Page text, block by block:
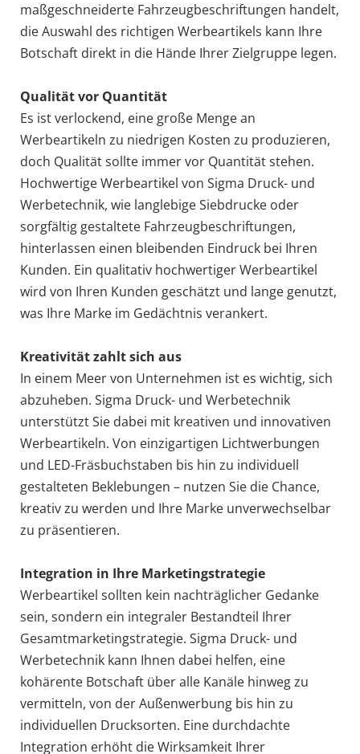
maßgeschneiderte Fahrzeugbeschriftungen handelt,
die Auswahl des richtigen Werbeartikels kann Ihre
Botschaft direkt in die Hände Ihrer Zielgruppe legen.
Qualität vor Quantität
Es ist verlockend, eine große Menge an
Werbeartikeln zu niedrigen Kosten zu produzieren,
doch Qualität sollte immer vor Quantität stehen.
Hochwertige Werbeartikel von Sigma Druck- und
Werbetechnik, wie langlebige Siebdrucke oder
sorgfältig gestaltete Fahrzeugbeschriftungen,
hinterlassen einen bleibenden Eindruck bei Ihren
Kunden. Ein qualitativ hochwertiger Werbeartikel
wird von Ihren Kunden geschätzt und lange genutzt,
was Ihre Marke im Gedächtnis verankert.
Kreativität zahlt sich aus
In einem Meer von Unternehmen ist es wichtig, sich
abzuheben. Sigma Druck- und Werbetechnik
unterstützt Sie dabei mit kreativen und innovativen
Werbeartikeln. Von einzigartigen Lichtwerbungen
und LED-Fräsbuchstaben bis hin zu individuell
gestalteten Beklebungen – nutzen Sie die Chance,
kreativ zu werden und Ihre Marke unverwechselbar
zu präsentieren.
Integration in Ihre Marketingstrategie
Werbeartikel sollten kein nachträglicher Gedanke
sein, sondern ein integraler Bestandteil Ihrer
Gesamtmarketingstrategie. Sigma Druck- und
Werbetechnik kann Ihnen dabei helfen, eine
kohärente Botschaft über alle Kanäle hinweg zu
vermitteln, von der Außenwerbung bis hin zu
individuellen Drucksorten. Eine durchdachte
Integration erhöht die Wirksamkeit Ihrer